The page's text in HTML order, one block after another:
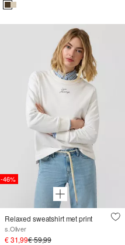
-46%
Relaxed sweatshirt met print
s.Oliver
€ 31,99€ 59,99